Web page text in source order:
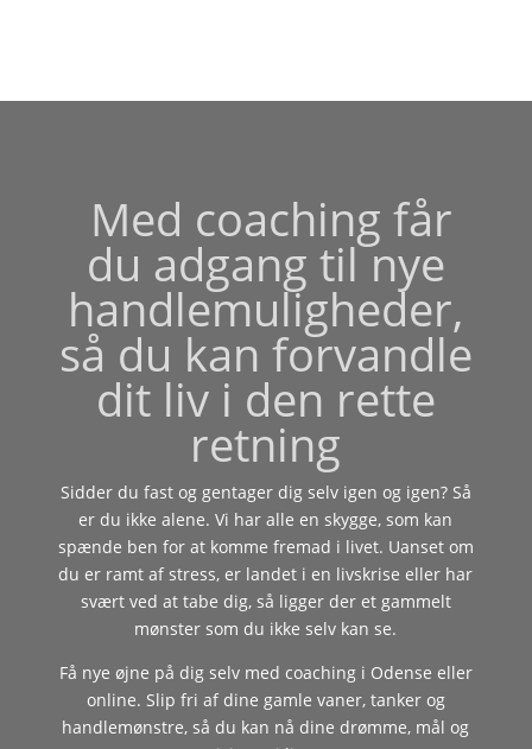
Med coaching får
du adgang til nye
handlemuligheder,
så du kan forvandle
dit liv i den rette
retning
Sidder du fast og gentager dig selv igen og igen? Så
er du ikke alene. Vi har alle en skygge, som kan
spænde ben for at komme fremad i livet. Uanset om
du er ramt af stress, er landet i en livskrise eller har
svært ved at tabe dig, så ligger der et gammelt
mønster som du ikke selv kan se.
Få nye øjne på dig selv med coaching i Odense eller
online. Slip fri af dine gamle vaner, tanker og
handlemønstre, så du kan nå dine drømme, mål og